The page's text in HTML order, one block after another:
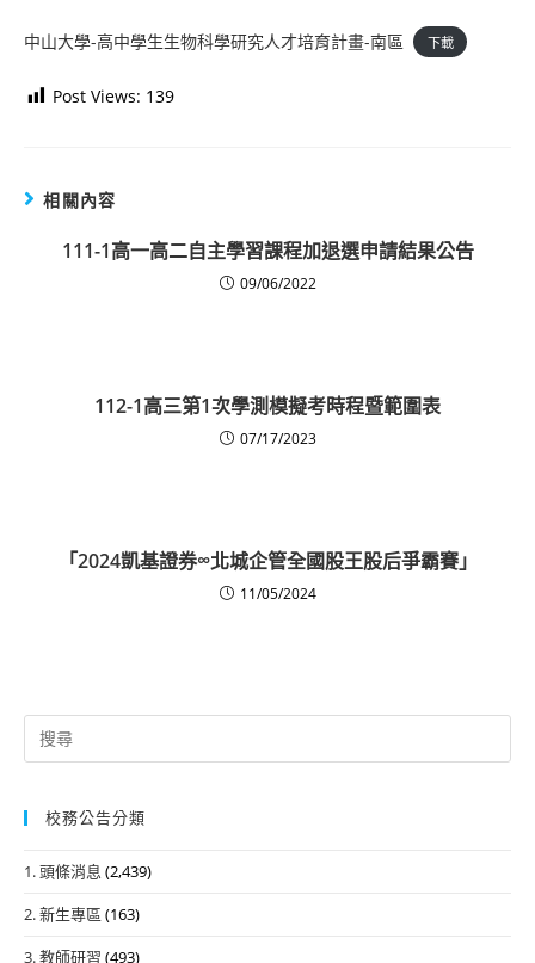
中山大學-高中學生生物科學研究人才培育計畫-南區 下載
Post Views: 139
相關內容
111-1高一高二自主學習課程加退選申請結果公告
09/06/2022
112-1高三第1次學測模擬考時程暨範圍表
07/17/2023
「2024凱基證券∞北城企管全國股王股后爭霸賽」
11/05/2024
Search
for:
校務公告分類
1. 頭條消息 (2,439)
2. 新生專區 (163)
3. 教師研習 (493)